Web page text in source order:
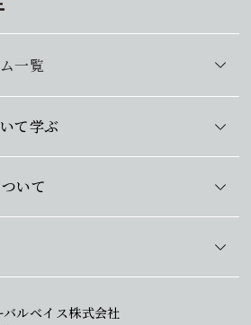
一覧
て学ぶ
いて
バルベイス株式会社